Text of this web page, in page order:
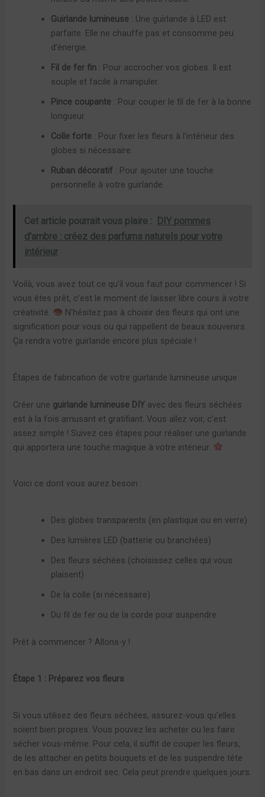
Guirlande lumineuse : Une guirlande à LED est
parfaite. Elle ne chauffe pas et consomme peu
d’énergie.
Fil de fer fin : Pour accrocher vos globes. Il est
souple et facile à manipuler.
Pince coupante : Pour couper le fil de fer à la bonne
longueur.
Colle forte : Pour fixer les fleurs à l’intérieur des
globes si nécessaire.
Ruban décoratif : Pour ajouter une touche
personnelle à votre guirlande.
Cet article pourrait vous plaire :
DIY pommes
d'ambre : créez des parfums naturels pour votre
intérieur
Voilà, vous avez tout ce qu’il vous faut pour commencer ! Si
vous êtes prêt, c’est le moment de laisser libre cours à votre
créativité.
N’hésitez pas à choisir des fleurs qui ont une
signification pour vous ou qui rappellent de beaux souvenirs.
Ça rendra votre guirlande encore plus spéciale !
Étapes de fabrication de votre guirlande lumineuse unique
Créer une guirlande lumineuse DIY avec des fleurs séchées
est à la fois amusant et gratifiant. Vous allez voir, c’est
assez simple ! Suivez ces étapes pour réaliser une guirlande
qui apportera une touche magique à votre intérieur.
Voici ce dont vous aurez besoin :
Des globes transparents (en plastique ou en verre)
Des lumières LED (batterie ou branchées)
Des fleurs séchées (choisissez celles qui vous
plaisent)
De la colle (si nécessaire)
Du fil de fer ou de la corde pour suspendre
Prêt à commencer ? Allons-y !
Étape 1 : Préparez vos fleurs
Si vous utilisez des fleurs séchées, assurez-vous qu’elles
soient bien propres. Vous pouvez les acheter ou les faire
sécher vous-même. Pour cela, il suffit de couper les fleurs,
de les attacher en petits bouquets et de les suspendre tête
en bas dans un endroit sec. Cela peut prendre quelques jours.